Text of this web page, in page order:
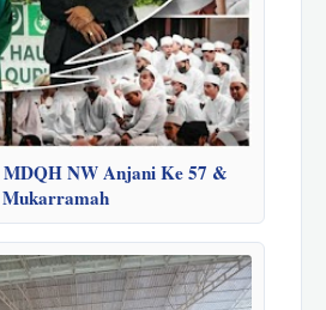
NW Anjani Ke 57 &